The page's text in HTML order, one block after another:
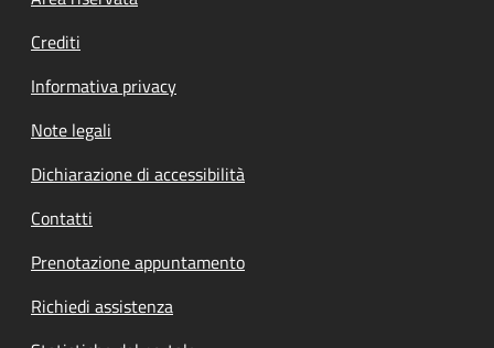
Crediti
Informativa privacy
Note legali
Dichiarazione di accessibilità
Contatti
Prenotazione appuntamento
Richiedi assistenza